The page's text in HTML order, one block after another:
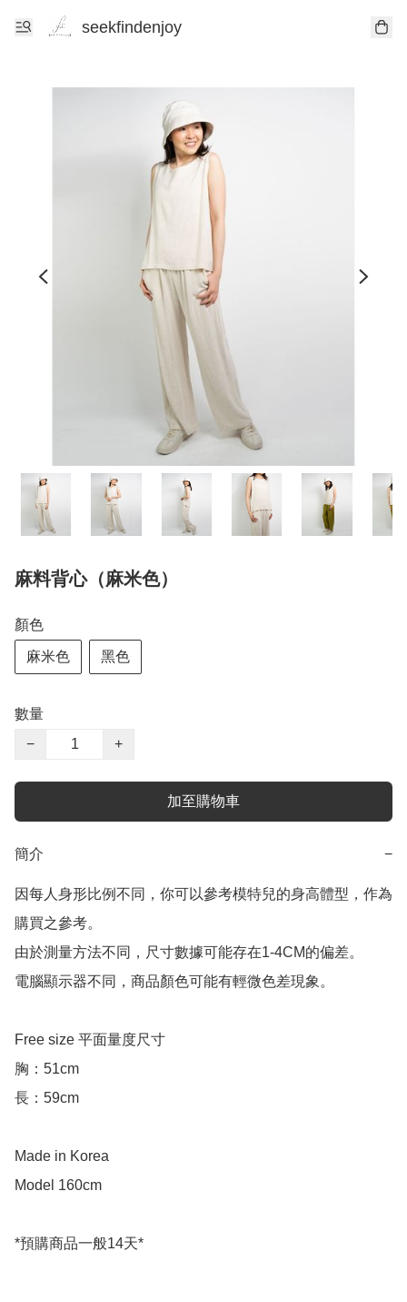
seekfindenjoy
麻料背心（麻米色）
顏色
麻米色 黑色
數量
−
+
加至購物車
簡介 −
因每人身形比例不同，你可以參考模特兒的身高體型，作為
購買之參考。
由於測量方法不同，尺寸數據可能存在1-4CM的偏差。
電腦顯示器不同，商品顏色可能有輕微色差現象。
Free size 平面量度尺寸
胸：51cm
長：59cm
Made in Korea
Model 160cm
*預購商品一般14天*